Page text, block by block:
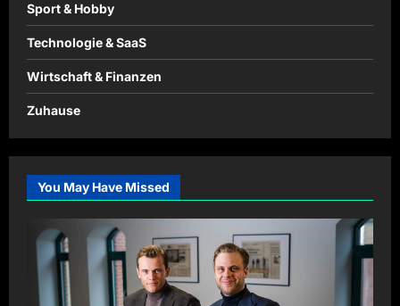
Sport & Hobby
Technologie & SaaS
Wirtschaft & Finanzen
Zuhause
You May Have Missed